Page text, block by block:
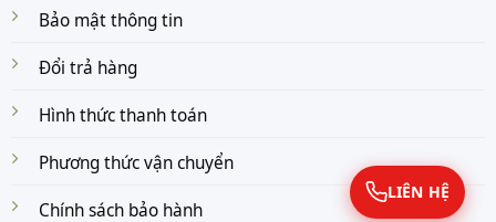
Bảo mật thông tin
Đổi trả hàng
Hình thức thanh toán
Phương thức vận chuyển
Chính sách bảo hành
LIÊN HỆ